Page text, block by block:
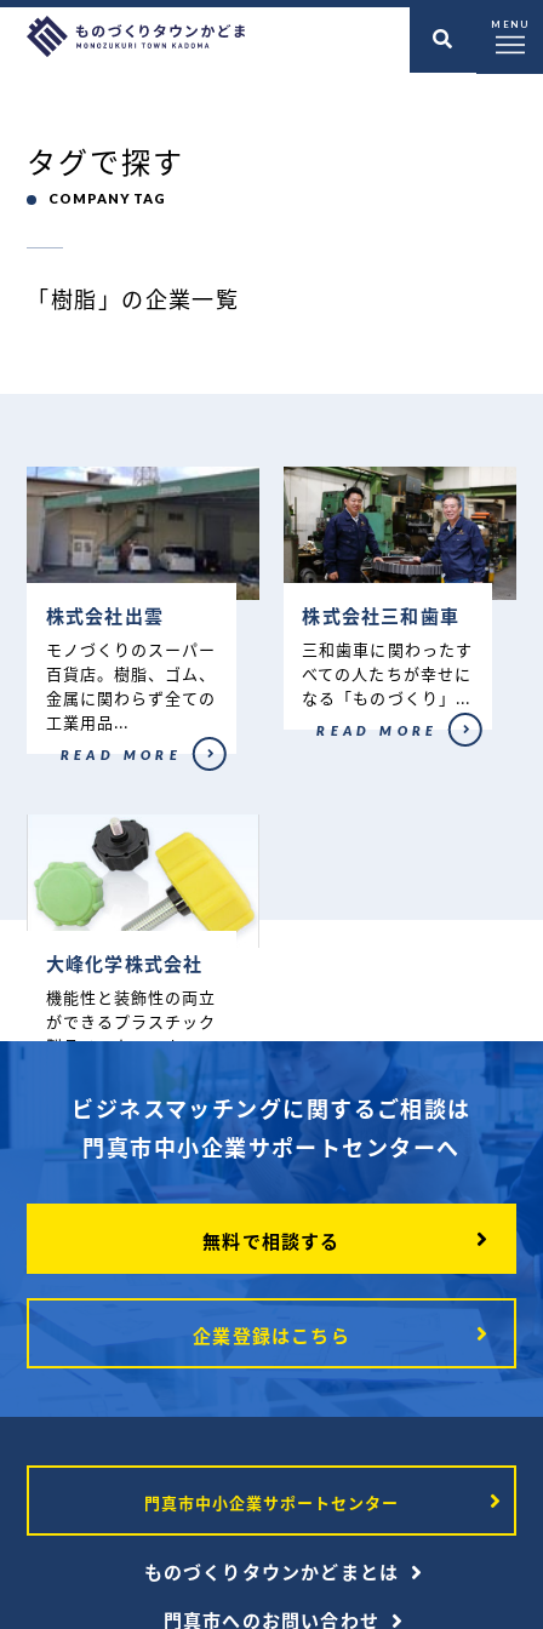
MENU
タグで探す
COMPANY TAG
「樹脂」の企業一覧
株式会社出雲
モノづくりのスーパー
百貨店。樹脂、ゴム、
金属に関わらず全ての
工業用品...
READ MORE
株式会社三和歯車
三和歯車に関わったす
べての人たちが幸せに
なる「ものづくり」...
READ MORE
大峰化学株式会社
機能性と装飾性の両立
ができるプラスチック
製品メーカーです。...
READ MORE
ビジネスマッチングに関するご相談は
門真市中小企業サポートセンターへ
無料で相談する
企業登録はこちら
門真市中小企業サポートセンター
ものづくりタウンかどまとは
門真市へのお問い合わせ